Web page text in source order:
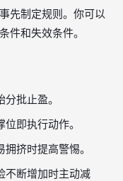
先制定规则。你可以
件和失效条件。
批止盈。
即执行动作。
挤时提高警惕。
不断增加时主动减